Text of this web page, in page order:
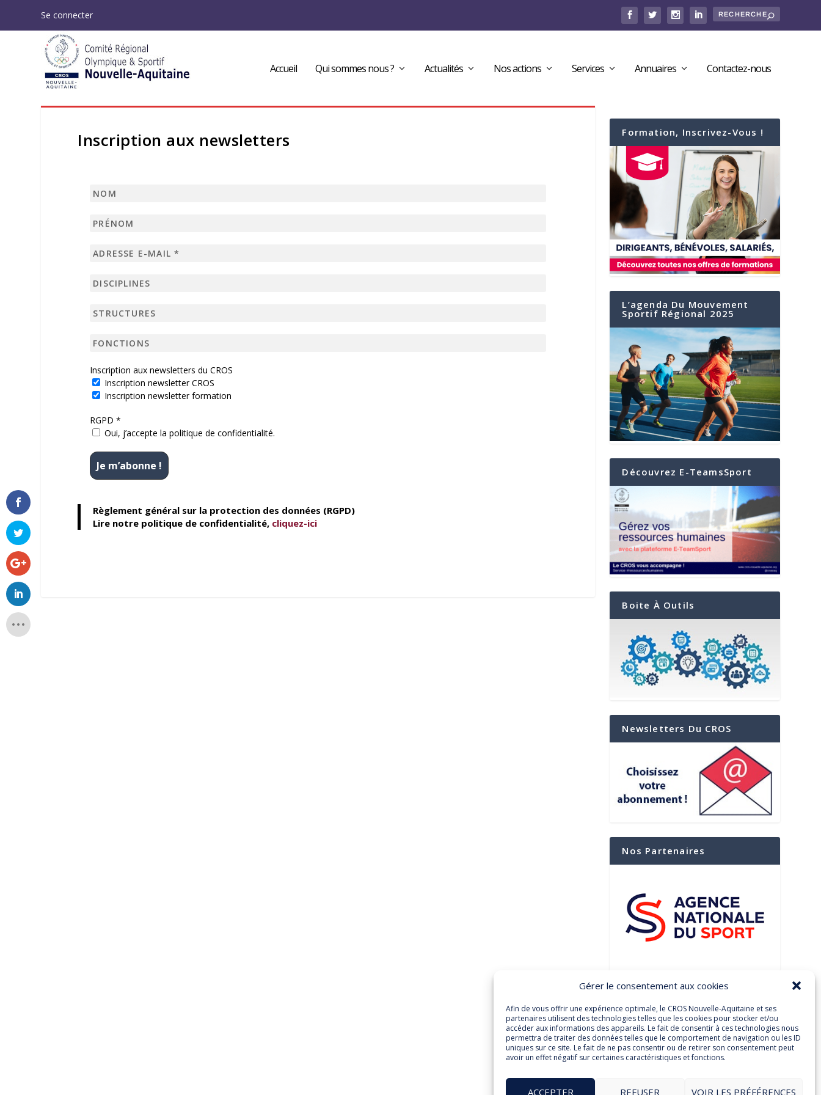
Gérer le consentement aux cookies
Afin de vous offrir une expérience optimale, le CROS Nouvelle-Aquitaine et ses
partenaires utilisent des technologies telles que les cookies pour stocker et/ou
accéder aux informations des appareils. Le fait de consentir à ces technologies nous
permettra de traiter des données telles que le comportement de navigation ou les ID
uniques sur ce site. Le fait de ne pas consentir ou de retirer son consentement peut
avoir un effet négatif sur certaines caractéristiques et fonctions.
ACCEPTER REFUSER VOIR LES PRÉFÉRENCES
Se connecter
Accueil Qui sommes nous ? Actualités Nos actions Services Annuaires Contactez-nous
Inscription aux newsletters
Inscription aux newsletters du CROS
Inscription newsletter CROS
Inscription newsletter formation
RGPD*
Oui, j’accepte la politique de confidentialité.
Règlement général sur la protection des données (RGPD)
Lire notre politique de confidentialité, cliquez-ici
Formation, Inscrivez-Vous !
L’agenda Du Mouvement
Sportif Régional 2025
Découvrez E-TeamsSport
Boite À Outils
Newsletters Du CROS
Nos Partenaires
Réseaux Sociaux
Facebook